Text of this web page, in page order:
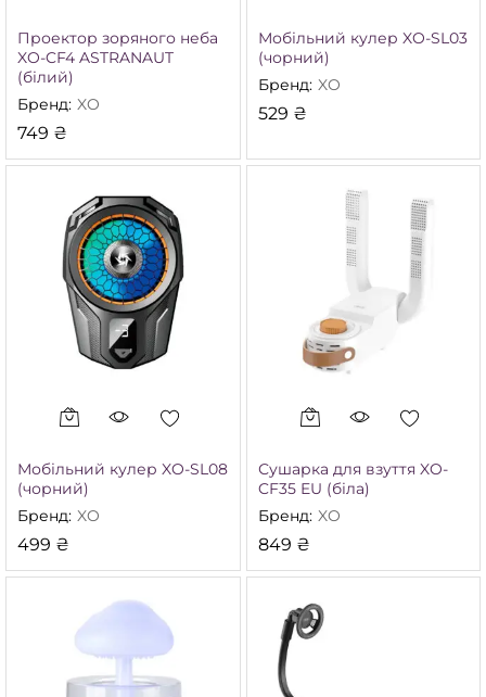
Проектор зоряного неба
XO-CF4 ASTRANAUT
(білий)
Бренд: XO
749 ₴
Мобільний кулер XO-SL03
(чорний)
Бренд: XO
529 ₴
Мобільний кулер XO-SL08
(чорний)
Бренд: XO
499 ₴
Сушарка для взуття XO-
CF35 EU (біла)
Бренд: XO
849 ₴